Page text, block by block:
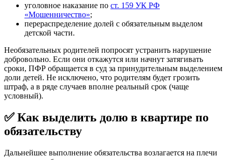
уголовное наказание по ст. 159 УК РФ
«Мошенничество»;
перераспределение долей с обязательным выделом
детской части.
Необязательных родителей попросят устранить нарушение
добровольно. Если они откажутся или начнут затягивать
сроки, ПФР обращается в суд за принудительным выделением
доли детей. Не исключено, что родителям будет грозить
штраф, а в ряде случаев вполне реальный срок (чаще
условный).
✅ Как выделить долю в квартире по
обязательству
Дальнейшее выполнение обязательства возлагается на плечи